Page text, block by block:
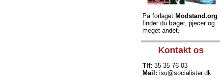
På forlaget Modstand.org
finder du bøger, pjecer og
meget andet.
Kontakt os
Tlf: 35 35 76 03
Mail: isu@socialister.dk